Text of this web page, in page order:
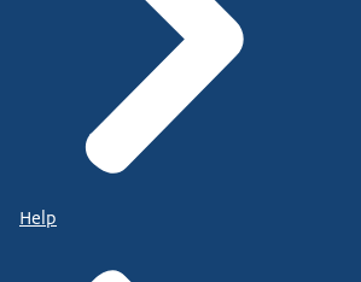
Help